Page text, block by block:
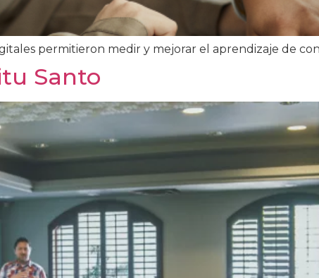
permitieron medir y mejorar el aprendizaje de
Santo